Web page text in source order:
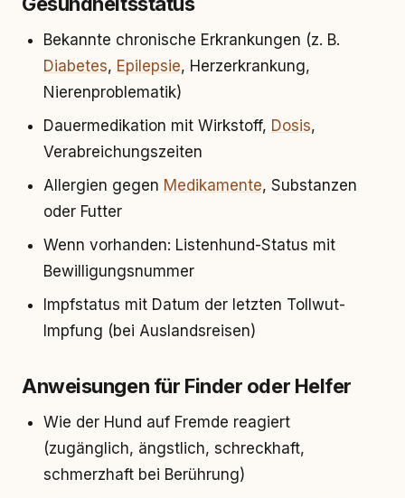
Bekannte chronische Erkrankungen (z. B.
Diabetes, Epilepsie, Herzerkrankung,
Nierenproblematik)
Dauermedikation mit Wirkstoff, Dosis,
Verabreichungszeiten
Allergien gegen Medikamente, Substanzen
oder Futter
Wenn vorhanden: Listenhund-Status mit
Bewilligungsnummer
Impfstatus mit Datum der letzten Tollwut-
Impfung (bei Auslandsreisen)
Anweisungen für Finder oder Helfer
Wie der Hund auf Fremde reagiert
(zugänglich, ängstlich, schreckhaft,
schmerzhaft bei Berührung)